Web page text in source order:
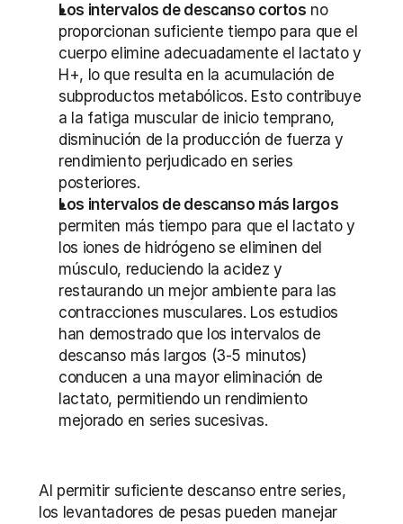
Los intervalos de descanso cortos no
proporcionan suficiente tiempo para que el
cuerpo elimine adecuadamente el lactato y
H+, lo que resulta en la acumulación de
subproductos metabólicos. Esto contribuye
a la fatiga muscular de inicio temprano,
disminución de la producción de fuerza y
rendimiento perjudicado en series
posteriores.
Los intervalos de descanso más largos
permiten más tiempo para que el lactato y
los iones de hidrógeno se eliminen del
músculo, reduciendo la acidez y
restaurando un mejor ambiente para las
contracciones musculares. Los estudios
han demostrado que los intervalos de
descanso más largos (3-5 minutos)
conducen a una mayor eliminación de
lactato, permitiendo un rendimiento
mejorado en series sucesivas.
Al permitir suficiente descanso entre series,
los levantadores de pesas pueden manejar